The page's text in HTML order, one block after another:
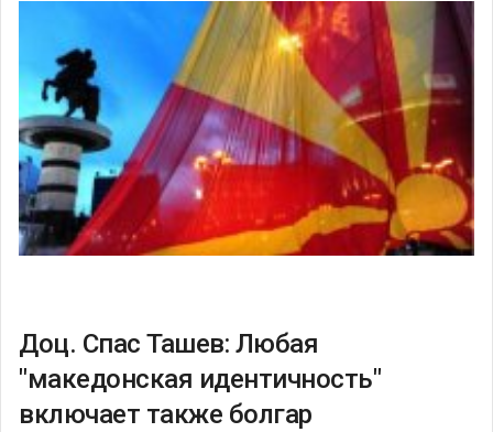
Доц. Спас Ташев: Любая
"македонская идентичность"
включает также болгар